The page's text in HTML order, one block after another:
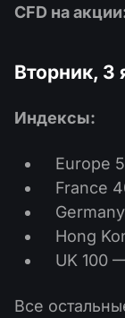
CFD на
Вторник, 3
Индексы:
Europe
France
Hong
UK 100
Все